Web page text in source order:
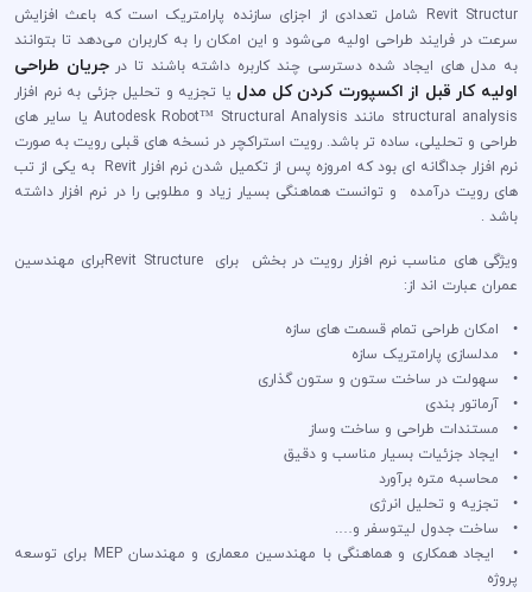
Revit Structur شامل تعدادی از اجزای سازنده پارامتریک است که باعث افزایش
سرعت در فرایند طراحی اولیه می‌شود و این امکان را به کاربران می‌دهد تا بتوانند
به مدل های ایجاد شده دسترسی چند کاربره داشته باشند تا درجریان طراحی
اولیه کار قبل از اکسپورت کردن کل مدل یا تجزیه و تحلیل جزئی به نرم افزار
structural analysis مانند Autodesk Robot™ Structural Analysis یا سایر های
طراحی و تحلیلی، ساده تر باشد. رویت استراکچر در نسخه های قبلی رویت به صورت
نرم افزار جداگانه ای بود که امروزه پس از تکمیل شدن نرم افزار Revit به یکی از تب
های رویت درآمده و توانست هماهنگی بسیار زیاد و مطلوبی را در نرم افزار داشته
باشد .
ویژگی های مناسب نرم افزار رویت در بخش برای Revit Structureبرای مهندسین
عمران عبارت اند از:
• امکان طراحی تمام قسمت های سازه
• مدلسازی پارامتریک سازه
• سهولت در ساخت ستون و ستون گذاری
• آرماتور بندی
• مستندات طراحی و ساخت وساز
• ایجاد جزئیات بسیار مناسب و دقیق
• محاسبه متره برآورد
• تجزیه و تحلیل انرژی
• ساخت جدول لیتوسفر و….
• ایجاد همکاری و هماهنگی با مهندسین معماری و مهندسان MEP برای توسعه
پروژه